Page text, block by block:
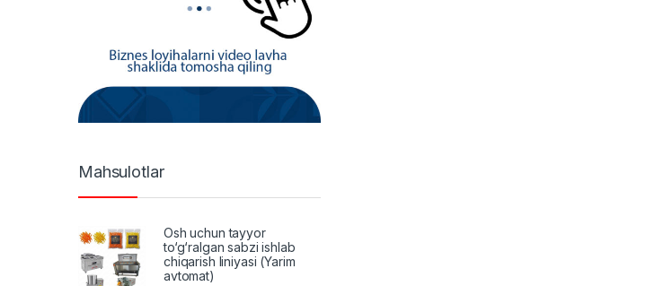
Mahsulotlar
Osh uchun tayyor
to‘g‘ralgan sabzi ishlab
chiqarish liniyasi (Yarim
avtomat)